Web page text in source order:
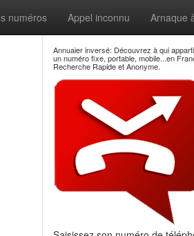
numéros Appel inconnu Arnaque
Annuaier inversé: Découvrez à qui
un numéro fixe, portable, mobile...en
Recherche Rapide et Anonyme.